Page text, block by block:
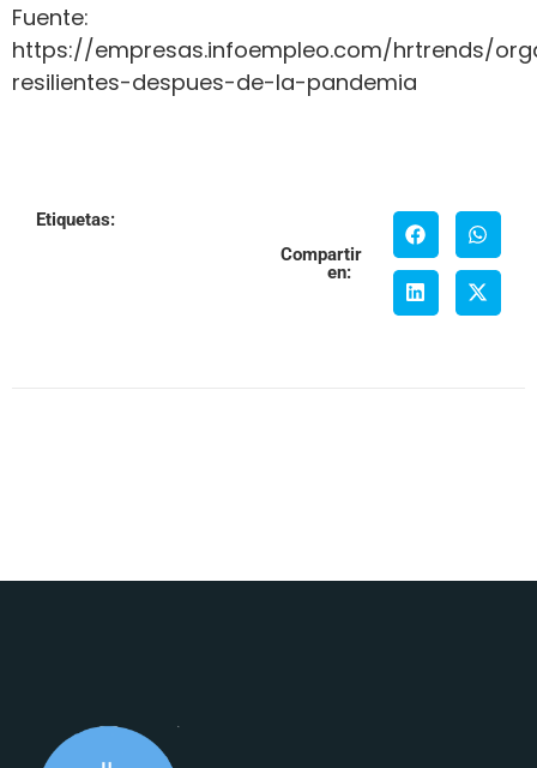
Fuente:
https://empresas.infoempleo.com/hrtrends/
resilientes-despues-de-la-pandemia
Etiquetas:
Compartir
en: